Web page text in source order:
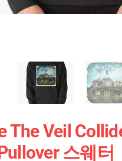
The Veil
스웨터